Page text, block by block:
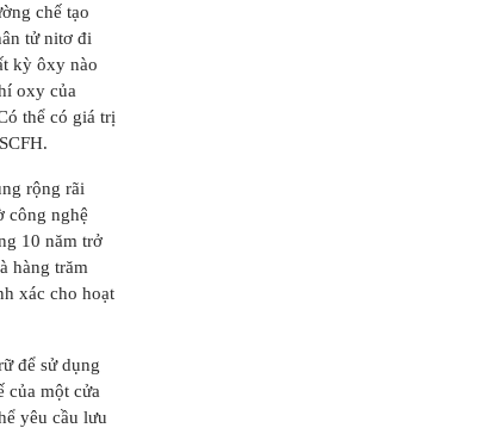
chế tạo
tử nitơ đi
kỳ ôxy nào
oxy của
thể có giá trị
rộng rãi
công nghệ
10 năm trở
hàng trăm
xác cho hoạt
để sử dụng
của một cửa
yêu cầu lưu